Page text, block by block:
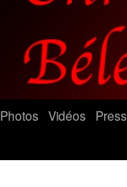
Photos Vidéos